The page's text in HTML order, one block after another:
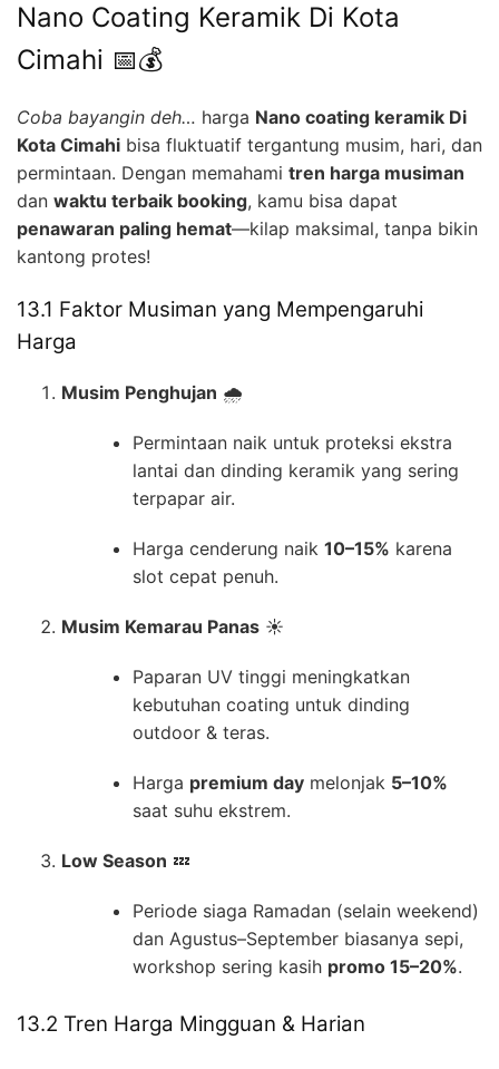
Nano Coating Keramik Di Kota
Cimahi 📅💰
Coba bayangin deh… harga Nano coating keramik Di
Kota Cimahi bisa fluktuatif tergantung musim, hari, dan
permintaan. Dengan memahami tren harga musiman
dan waktu terbaik booking, kamu bisa dapat
penawaran paling hemat—kilap maksimal, tanpa bikin
kantong protes!
13.1 Faktor Musiman yang Mempengaruhi
Harga
Musim Penghujan 🌧️
Permintaan naik untuk proteksi ekstra
lantai dan dinding keramik yang sering
terpapar air.
Harga cenderung naik 10–15% karena
slot cepat penuh.
Musim Kemarau Panas ☀️
Paparan UV tinggi meningkatkan
kebutuhan coating untuk dinding
outdoor & teras.
Harga premium day melonjak 5–10%
saat suhu ekstrem.
Low Season 💤
Periode siaga Ramadan (selain weekend)
dan Agustus–September biasanya sepi,
workshop sering kasih promo 15–20%.
13.2 Tren Harga Mingguan & Harian